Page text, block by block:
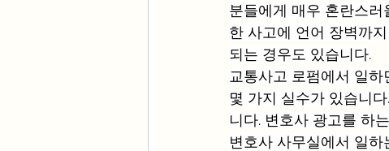
분들에게 매우 혼란스
한 사고에 언어 장벽까
되는 경우도 있습니다.
교통사고 로펌에서 일
몇 가지 실수가 있습니
니다. 변호사 광고를 하
변호사 사무실에서 일